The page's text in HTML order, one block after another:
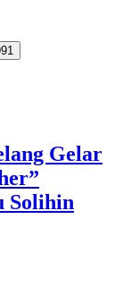
Gelar
Solihin